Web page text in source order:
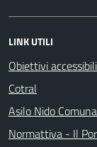
LINK UTILI
Obiettivi
Cotral
Asilo Nido
Normattiva - Il